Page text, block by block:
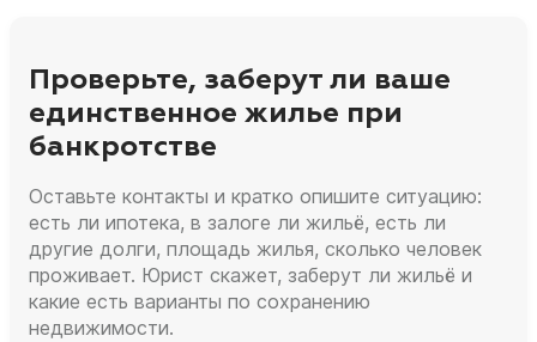
Проверьте, заберут ли ваше
единственное жилье при
банкротстве
Оставьте контакты и кратко опишите ситуацию:
есть ли ипотека, в залоге ли жильё, есть ли
другие долги, площадь жилья, сколько человек
проживает. Юрист скажет, заберут ли жильё и
какие есть варианты по сохранению
недвижимости.